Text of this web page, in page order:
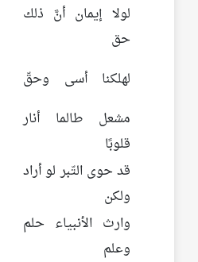
لولا إيمان أنَّ ذلك
حق
لهلكنا أسى وحقّ
مشعل طالما أنار
قلوبًا
قد حوى التّبر لو أراد
ولكن
وارث الأنبياء حلم
وعلم